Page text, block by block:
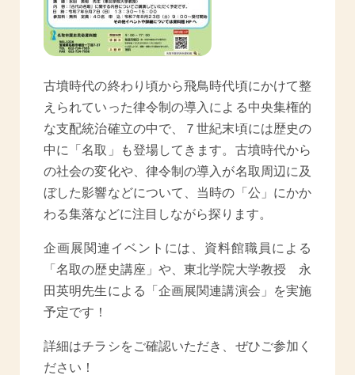
古墳時代の終わり頃から飛鳥時代頃にかけて整
えられていった律令制の導入による中央集権的
な支配統治確立の中で、７世紀末頃には歴史の
中に「名取」も登場してきます。古墳時代から
の社会の変化や、律令制の導入が名取周辺に及
ぼした影響などについて、当時の「公」にかか
わる集落などに注目しながら探ります。
企画展関連イベントには、資料館職員による
「名取の歴史講座」や、東北学院大学教授 永
田英明先生による「企画展関連講演会」を実施
予定です！
詳細はチラシをご確認いただき、ぜひご参加く
ださい！